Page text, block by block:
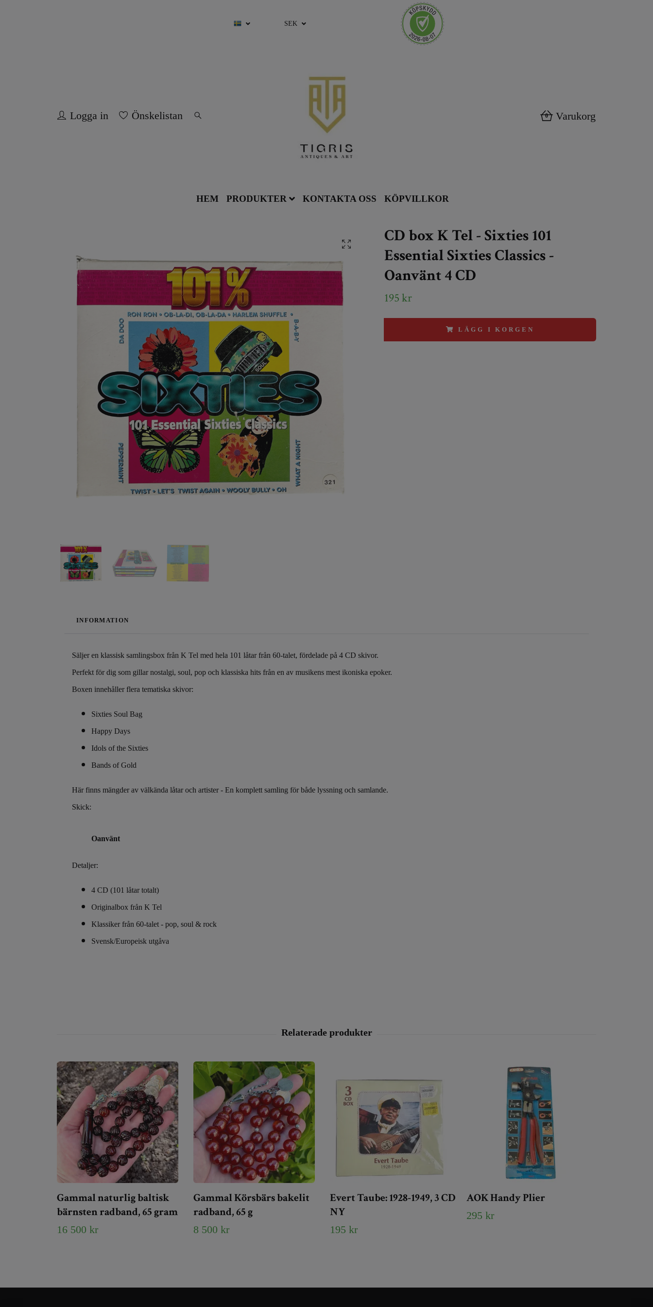
SEK
Logga in Önskelistan 0 Varukorg
HEM PRODUKTER KONTAKTA OSS KÖPVILLKOR
CD box K Tel - Sixties 101
Essential Sixties Classics -
Oanvänt 4 CD
195 kr
LÄGG I KORGEN
INFORMATION
Säljer en klassisk samlingsbox från K Tel med hela 101 låtar från 60-talet, fördelade på 4 CD skivor.
Perfekt för dig som gillar nostalgi, soul, pop och klassiska hits från en av musikens mest ikoniska epoker.
Boxen innehåller flera tematiska skivor:
Sixties Soul Bag
Happy Days
Idols of the Sixties
Bands of Gold
Här finns mängder av välkända låtar och artister - En komplett samling för både lyssning och samlande.
Skick:
Oanvänt
Detaljer:
4 CD (101 låtar totalt)
Originalbox från K Tel
Klassiker från 60-talet - pop, soul & rock
Svensk/Europeisk utgåva
Gammal naturlig baltisk
bärnsten radband, 65 gram
16 500 kr
Gammal Körsbärs bakelit
radband, 65 g
8 500 kr
Evert Taube: 1928-1949, 3 CD
NY
195 kr
AOK Handy Plier
295 kr